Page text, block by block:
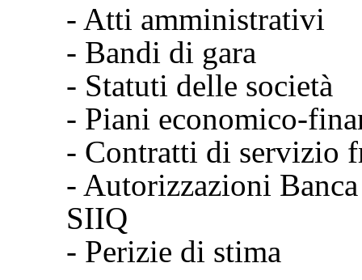
- Atti amministrativi
- Bandi di gara
- Statuti delle società
- Piani economico-
- Contratti di servizio
- Autorizzazioni
SIIQ
- Perizie di stima